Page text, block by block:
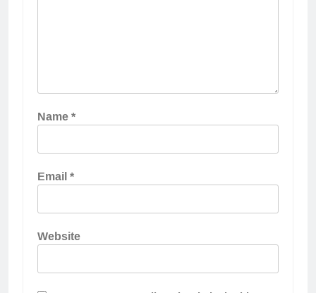
Name*
Email*
Website